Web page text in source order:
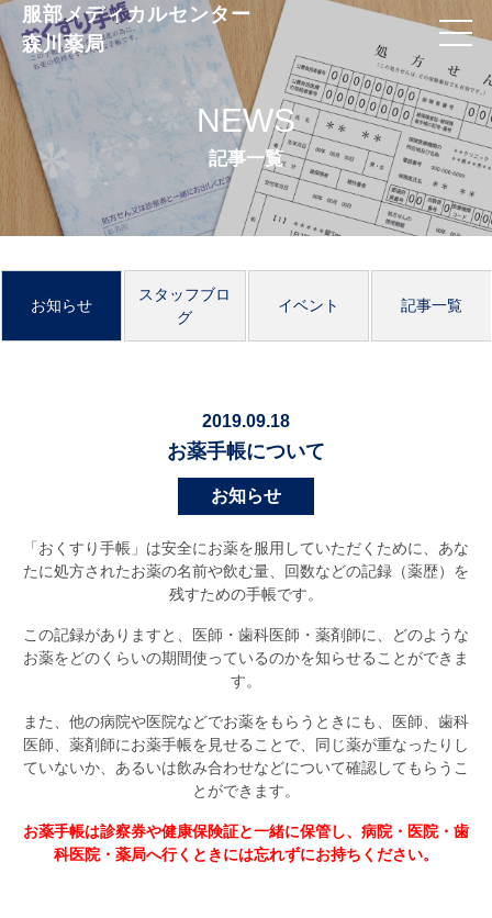
服部メディカルセンター
森川薬局
NEWS
記事一覧
お知らせ
スタッフブロ
グ
イベント 記事一覧
2019.09.18
お薬手帳について
お知らせ
「おくすり手帳」は安全にお薬を服用していただくために、あな
たに処方されたお薬の名前や飲む量、回数などの記録（薬歴）を
残すための手帳です。
この記録がありますと、医師・歯科医師・薬剤師に、どのような
お薬をどのくらいの期間使っているのかを知らせることができま
す。
また、他の病院や医院などでお薬をもらうときにも、医師、歯科
医師、薬剤師にお薬手帳を見せることで、同じ薬が重なったりし
ていないか、あるいは飲み合わせなどについて確認してもらうこ
とができます。
お薬手帳は診察券や健康保険証と一緒に保管し、病院・医院・歯
科医院・薬局へ行くときには忘れずにお持ちください。